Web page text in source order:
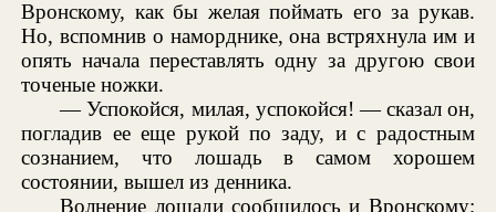
Вронскому, как бы желая поймать его за рукав.
Но, вспомнив о наморднике, она встряхнула им и
опять начала переставлять одну за другою свои
точеные ножки.
— Успокойся, милая, успокойся! — сказал он,
погладив ее еще рукой по заду, и с радостным
сознанием, что лошадь в самом хорошем
состоянии, вышел из денника.
Волнение лошади сообщилось и Вронскому;